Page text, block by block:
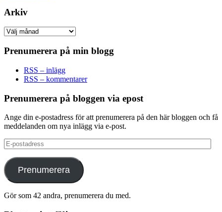
Arkiv
Arkiv
Prenumerera på min blogg
RSS – inlägg
RSS – kommentarer
Prenumerera på bloggen via epost
Ange din e-postadress för att prenumerera på den här bloggen och få
meddelanden om nya inlägg via e-post.
E-
postadress
Prenumerera
Gör som 42 andra, prenumerera du med.